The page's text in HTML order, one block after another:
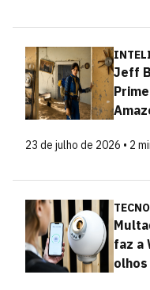
Jeff
23 de julho de 2026 • 2
faz a